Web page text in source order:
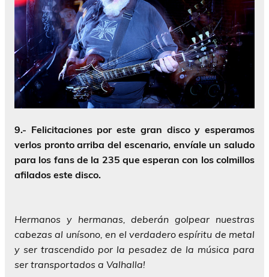
9.- Felicitaciones por este gran disco y esperamos
verlos pronto arriba del escenario, envíale un saludo
para los fans de la 235 que esperan con los colmillos
afilados este disco.
Hermanos y hermanas, deberán golpear nuestras
cabezas al unísono, en el verdadero espíritu de metal
y ser trascendido por la pesadez de la música para
ser transportados a Valhalla!